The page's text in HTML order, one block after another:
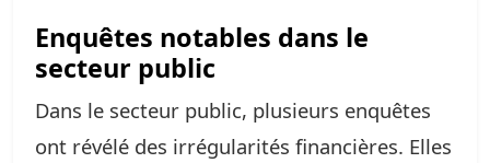
Enquêtes notables dans le
secteur public
Dans le secteur public, plusieurs enquêtes
ont révélé des irrégularités financières. Elles